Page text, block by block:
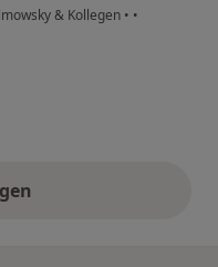
& Kollegen • •
Stellungnahmen